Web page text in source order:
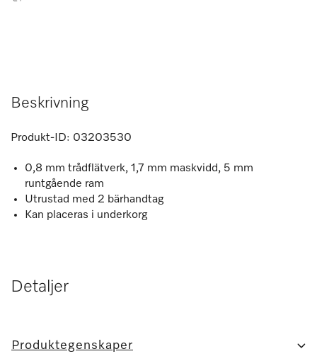
Beskrivning
Produkt-ID: 03203530
0,8 mm trådflätverk, 1,7 mm maskvidd, 5 mm
runtgående ram
Utrustad med 2 bärhandtag
Kan placeras i underkorg
Detaljer
Produktegenskaper